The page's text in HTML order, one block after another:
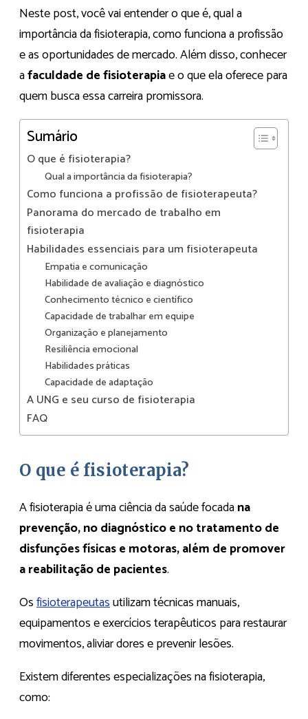
Neste post, você vai entender o que é, qual a
importância da fisioterapia, como funciona a profissão
e as oportunidades de mercado. Além disso, conhecer
afaculdade de fisioterapiae o que ela oferece para
quem busca essa carreira promissora.
Sumário
O que é fisioterapia?
Qual a importância da fisioterapia?
Como funciona a profissão de fisioterapeuta?
Panorama do mercado de trabalho em
fisioterapia
Habilidades essenciais para um fisioterapeuta
Empatia e comunicação
Habilidade de avaliação e diagnóstico
Conhecimento técnico e científico
Capacidade de trabalhar em equipe
Organização e planejamento
Resiliência emocional
Habilidades práticas
Capacidade de adaptação
A UNG e seu curso de fisioterapia
FAQ
O que é fisioterapia?
A fisioterapia é uma ciência da saúde focadana
prevenção, no diagnóstico e no tratamento de
disfunções físicas e motoras, além de promover
a reabilitação de pacientes.
Osfisioterapeutasutilizam técnicas manuais,
equipamentos e exercícios terapêuticos para restaurar
movimentos, aliviar dores e prevenir lesões.
Existem diferentes especializações na fisioterapia,
como: